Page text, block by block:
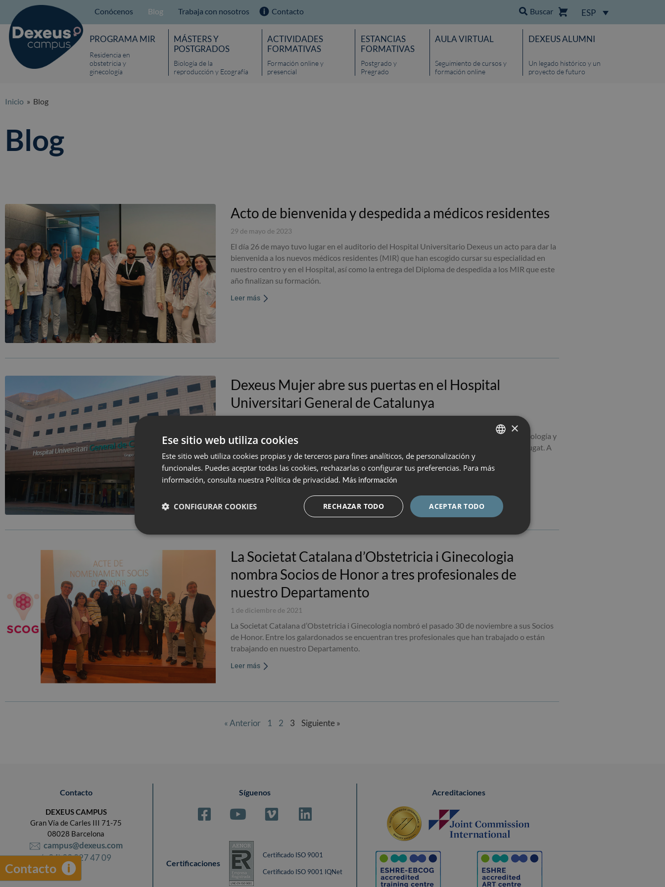
Conócenos Blog Trabaja con nosotros Contacto Buscar ESP
PROGRAMA MIR
Residencia en
obstetricia y
ginecología
MÁSTERS Y
POSTGRADOS
Biología de la
reproducción y Ecografía
ACTIVIDADES
FORMATIVAS
Formación online y
presencial
ESTANCIAS
FORMATIVAS
Postgrado y
Pregrado
AULA VIRTUAL
Seguimiento de cursos y
formación online
DEXEUS ALUMNI
Un legado histórico y un
proyecto de futuro
Inicio » Blog
Blog
Acto de bienvenida y despedida a médicos residentes
29 de mayo de 2023
El día 26 de mayo tuvo lugar en el auditorio del Hospital Universitario Dexeus un acto para dar la
bienvenida a los nuevos médicos residentes (MIR) que han escogido cursar su especialidad en
nuestro centro y en el Hospital, así como la entrega del Diploma de despedida a los MIR que este
año finalizan su formación.
Leer más
Dexeus Mujer abre sus puertas en el Hospital
Universitari General de Catalunya
A partir de mediados de febrero, Dexeus Mujer ha pasado a gestionar el servicio de Ginecología y
Obstetricia en el Hospital Universitari General de Catalunya (HUGC), ubicado en Sant Cugat. A
este servicio ha añadido la especialidad de la reproducción asistida.
Leer más
La Societat Catalana d’Obstetricia i Ginecologia
nombra Socios de Honor a tres profesionales de
nuestro Departamento
1 de diciembre de 2021
La Societat Catalana d’Obstetricia i Ginecologia nombró el pasado 30 de noviembre a sus Socios
de Honor. Entre los galardonados se encuentran tres profesionales que han trabajado o están
trabajando en nuestro Departamento.
Leer más
« Anterior 1 2 3 Siguiente »
Contacto
DEXEUS CAMPUS
Gran Vía de Carles III 71-75
08028 Barcelona
campus@dexeus.com
(+34) 93 227 47 09
Contacto
Síguenos
Certificaciones
Certificado ISO 9001
Certificado ISO 9001 IQNet
Acreditaciones
CATALÀ
ESPAÑOL
×
Ese sitio web utiliza cookies
Este sitio web utiliza cookies propias y de terceros para fines analíticos, de personalización y
funcionales. Puedes aceptar todas las cookies, rechazarlas o configurar tus preferencias. Para más
información, consulta nuestra Política de privacidad. Más información
ACEPTAR TODO
RECHAZAR TODO
CONFIGURAR COOKIES